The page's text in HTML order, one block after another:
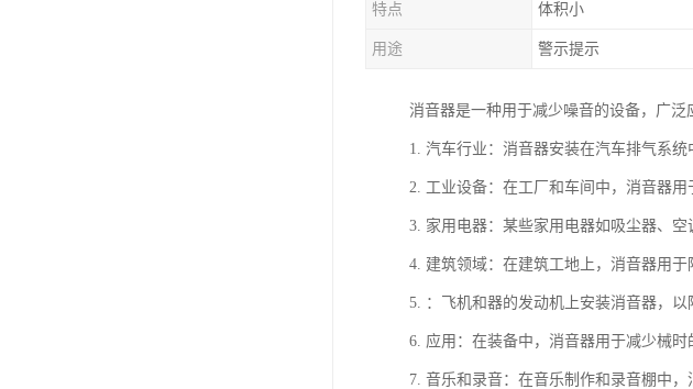
特点 体积小
用途 警示提示
消音器是一种用于减少噪音的设备，广泛
1. 汽车行业：消音器安装在汽车排气系
2. 工业设备：在工厂和车间中，消音器
3. 家用电器：某些家用电器如吸尘器、
4. 建筑领域：在建筑工地上，消音器用
5. ：飞机和器的发动机上安装消音器，
6. 应用：在装备中，消音器用于减少械时
7. 音乐和录音：在音乐制作和录音棚中